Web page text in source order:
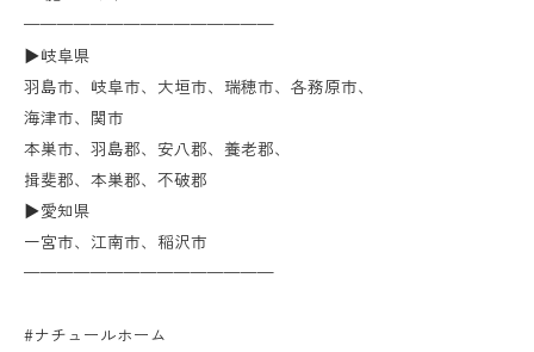
———————————————
▶︎岐阜県
羽島市、岐阜市、大垣市、瑞穂市、各務原市、
海津市、関市
本巣市、羽島郡、安八郡、養老郡、
揖斐郡、本巣郡、不破郡
▶︎愛知県
一宮市、江南市、稲沢市
———————————————
#ナチュールホーム